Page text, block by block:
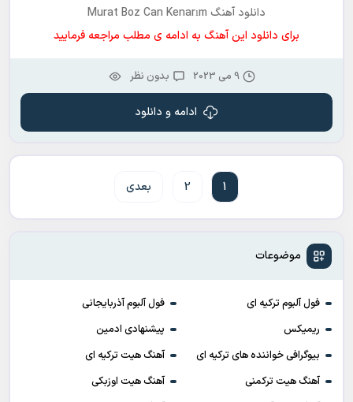
موضوعات
فول آلبوم ترکیه ای
فول آلبوم آذربایجانی
ریمیکس
پیشنهادی ادمین
بیوگرافی خواننده های ترکیه ای
آهنگ هیت ترکیه ای
آهنگ هیت ترکمنی
آهنگ هیت اوزبکی
دانلود آهنگ Murat Boz Can Kenarım
برای دانلود این آهنگ به ادامه ی مطلب مراجعه فرمایید
9 می 2023 بدون نظر
ادامه و دانلود
1
2 بعدی